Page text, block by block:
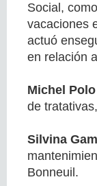
Social,
vacaciones
actuó
en relación
Michel Polo
de
Silvina
Bonneuil.